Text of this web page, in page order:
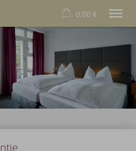
bis 30. August
2 Erwachsene
0,00 €
ist leer